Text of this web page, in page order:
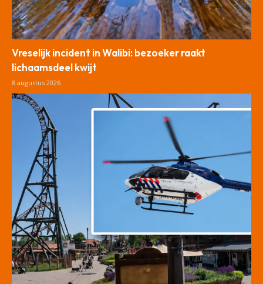
Vreselijk incident in Walibi: bezoeker raakt
lichaamsdeel kwijt
8 augustus 2026